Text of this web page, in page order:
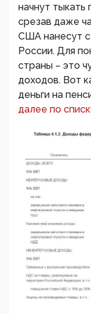
начнут тыкать
срезав даже
США нанесут
России. Для
страны – это
доходов. Вот
деньги на
далее по